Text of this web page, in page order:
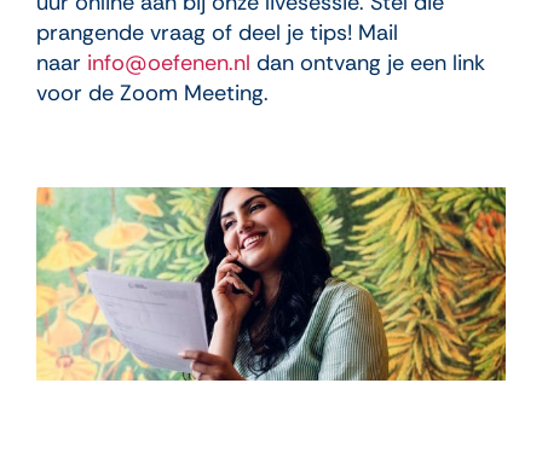
prangende vraag of deel je tips! Mail
naar info@oefenen.nl dan ontvang je een link
voor de Zoom Meeting.